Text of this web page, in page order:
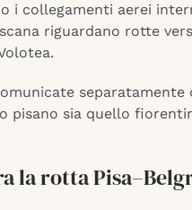
i collegamenti aerei
riguardano rotte
separatamente
pisano sia quello
la rotta